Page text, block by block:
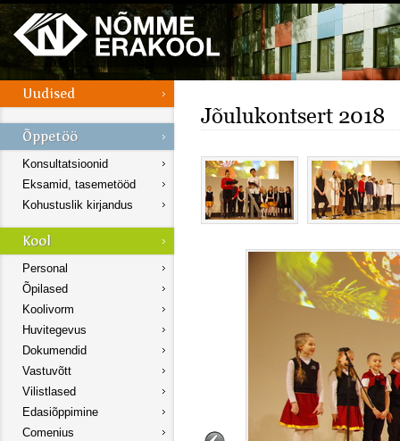
Konsultatsioonid
Eksamid, tasemetööd
Kohustuslik kirjandus
Personal
Õpilased
Koolivorm
Huvitegevus
Dokumendid
Vastuvõtt
Vilistlased
Edasiõppimine
Comenius
Jõulukontsert 2018